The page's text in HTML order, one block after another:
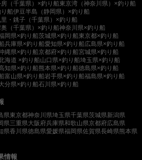
（千葉県）×釣り船東京湾（神奈川県）×釣り船
船伊豆半島（静岡県）×釣り船
・銚子（千葉県）×釣り船
（千葉県）×釣り船神奈川県×釣り船
岡県×釣り船茨城県×釣り船東京都×釣り船
兵庫県×釣り船愛知県×釣り船広島県×釣り船
縄県×釣り船京都府×釣り船宮城県×釣り船
海道 ×釣り船山口県×釣り船埼玉県×釣り船
知県×釣り船熊本県×釣り船徳島県×釣り船
富山県×釣り船岩手県×釣り船福島県×釣り船
分県×釣り船石川県×釣り船
県東京都神奈川県埼玉県千葉県茨城県新潟県
県三重県大阪府兵庫県和歌山県京都府広島県
県香川県徳島県愛媛県福岡県佐賀県長崎県熊本県
情報